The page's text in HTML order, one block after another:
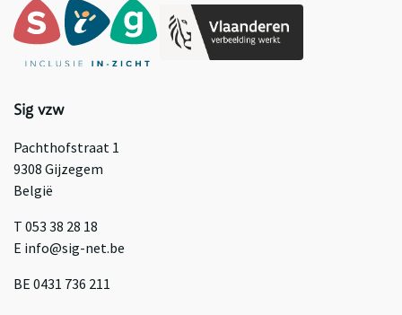
Sig vzw
Pachthofstraat 1
9308 Gijzegem
België
T 053 38 28 18
E info@sig-net.be
BE 0431 736 211